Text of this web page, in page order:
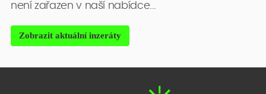
není zařazen v naší nabídce...
Zobrazit aktuální inzeráty